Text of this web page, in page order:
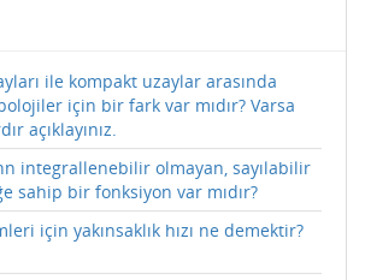
ile kompakt uzaylar arasında
için bir fark var mıdır? Varsa
açıklayınız.
integrallenebilir olmayan, sayılabilir
sahip bir fonksiyon var mıdır?
için yakınsaklık hızı ne demektir?